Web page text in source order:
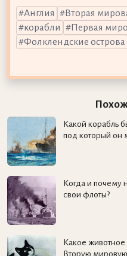
Англия
Вторая
корабли
Первая
Фолклендские острова
Какой корабль
под который он
Когда и почему
свои флоты?
Какое животное
Вторую